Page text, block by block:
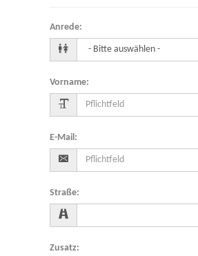
Anrede:
Vorname:
E-Mail:
Straße:
Zusatz: